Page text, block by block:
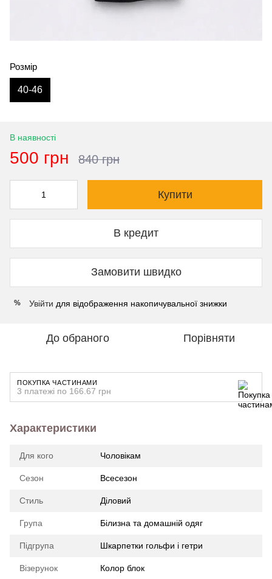
Розмір
40-46
В наявності
500 грн 840 грн
Купити
В кредит
Замовити швидко
% Увійти для відображення накопичувальної знижки
До обраного Порівняти
ПОКУПКА ЧАСТИНАМИ
3 платежі по 166.67 грн
Характеристики
Для кого Чоловікам
Сезон Всесезон
Стиль Діловий
Група Білизна та домашній одяг
Підгрупа Шкарпетки гольфи і гетри
Візерунок Колор блок